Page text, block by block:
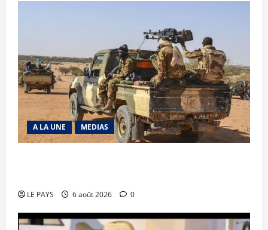
A LA UNE MEDIAS
LE PAYS 6 août 2026 0